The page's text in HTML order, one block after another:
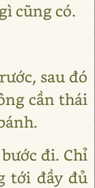
cũng có.
sau đó
cần thái
đi. Chỉ
tới đầy đủ